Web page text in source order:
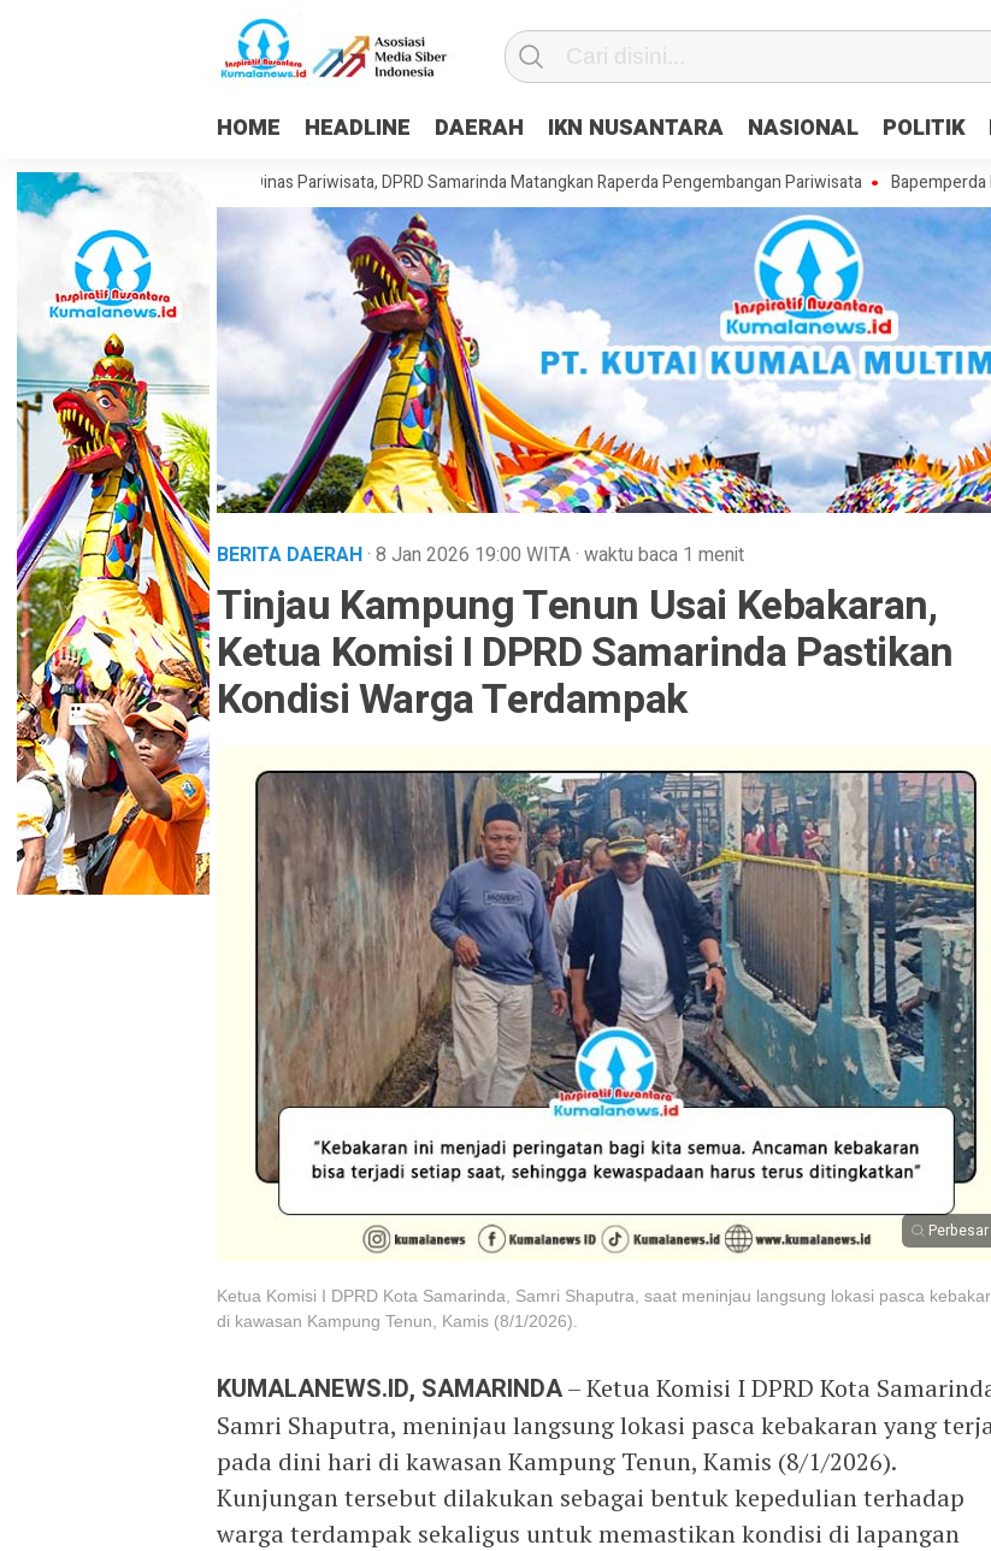
HOME HEADLINE DAERAH IKN NUSANTARA NASIONAL POLITIK
Pembentukan Dinas Pariwisata, DPRD Samarinda Matangkan Raperda Pengembangan Pariwisata Bapemperda DPRD
BERITA DAERAH· 8 Jan 2026 19:00 WITA· waktu baca 1 menit
Tinjau Kampung Tenun Usai Kebakaran,
Ketua Komisi I DPRD Samarinda Pastikan
Kondisi Warga Terdampak
Perbesar
Ketua Komisi I DPRD Kota Samarinda, Samri Shaputra, saat meninjau langsung lokasi pasca
di kawasan Kampung Tenun, Kamis (8/1/2026).
KUMALANEWS.ID, SAMARINDA– Ketua Komisi I DPRD Kota
Samri Shaputra, meninjau langsung lokasi pasca kebakaran yang
pada dini hari di kawasan Kampung Tenun, Kamis (8/1/2026).
Kunjungan tersebut dilakukan sebagai bentuk kepedulian terhadap
warga terdampak sekaligus untuk memastikan kondisi di lapangan